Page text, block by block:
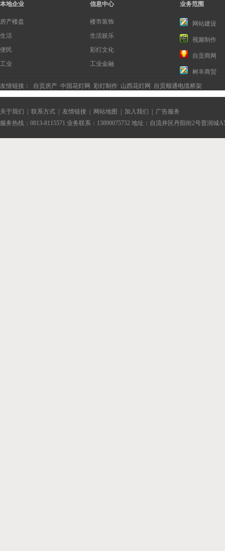
本地企业
房产楼盘
生活
便民
工业
信息中心
楼市装饰
生活娱乐
彩灯文化
工业金融
业务范围
网站建设
视频制作
自贡商网
树丰商贸
友情链接： 自贡房产 中国花灯网 彩灯制作 山西花灯网 自贡顺通电缆桥架
关于我们 联系方式 友情链接 网站地图 加入我们
广告服务
服务热线：0813-8115571 业务联系：13890075752 地址：自流井区丹阳街2号普润城